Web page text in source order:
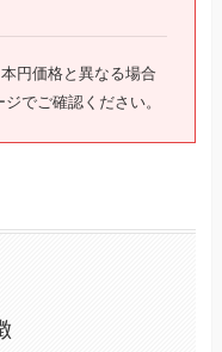
円価格と異なる場合
でご確認ください。